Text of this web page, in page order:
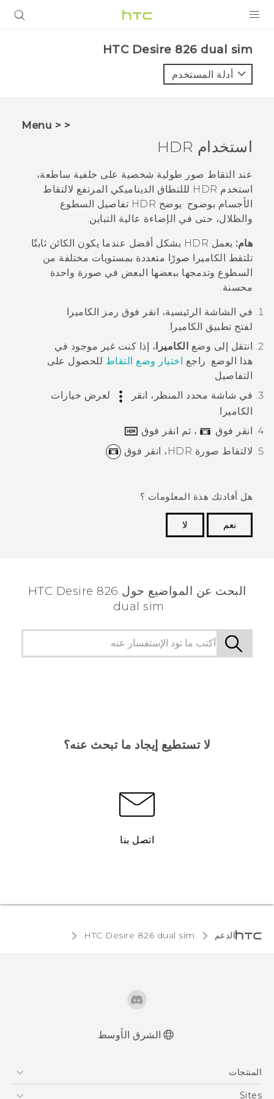
VIVE
VIVERSE
البرامج + التطبيقات
الدعم
أجهزة HTC والملحقات
HTC Desire 826 dual sim‎
أدلة المستخدم
< < Menu
استخدام HDR
عند التقاط صور طولية شخصية على خلفية ساطعة،
استخدم HDR لللنطاق الديناميكي المرتفع لالتقاط
الأجسام بوضوح. يوضح HDR تفاصيل السطوع
والظلال، حتى في الإضاءة عالية التباين.
هام:
يعمل HDR بشكل أفضل عندما يكون الكائن ثابتًا.
تلتقط الكاميرا صورًا متعددة بمستويات مختلفة من
السطوع وتدمجها ببعضها البعض في صورة واحدة
محسنة.
في الشاشة الرئيسية، انقر فوق رمز الكاميرا
لفتح تطبيق الكاميرا .
انتقل إلى وضع
الكاميرا ، إذا كنت غير موجود في
هذا الوضع. راجع
اختيار وضع التقاط للحصول على
التفاصيل.
في شاشة محدد المنظر، انقر
لعرض خيارات
الكاميرا.
انقر فوق
، ثم انقر فوق
لالتقاط صورة HDR، انقر فوق
.
هل أفادتك هذة المعلومات ؟
نعم
لا
البحث عن المواضيع حول HTC Desire 826
dual sim
لا تستطيع إيجاد ما تبحث عنه؟
اتصل بنا
الدعم HTC Desire 826 dual sim‎
الشرق الأوسط
المنتجات
5G
Sites